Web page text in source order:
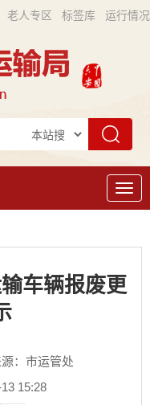
老人专区 标签库 运行情况
导
航
车辆报废更
：市运管处
15:28